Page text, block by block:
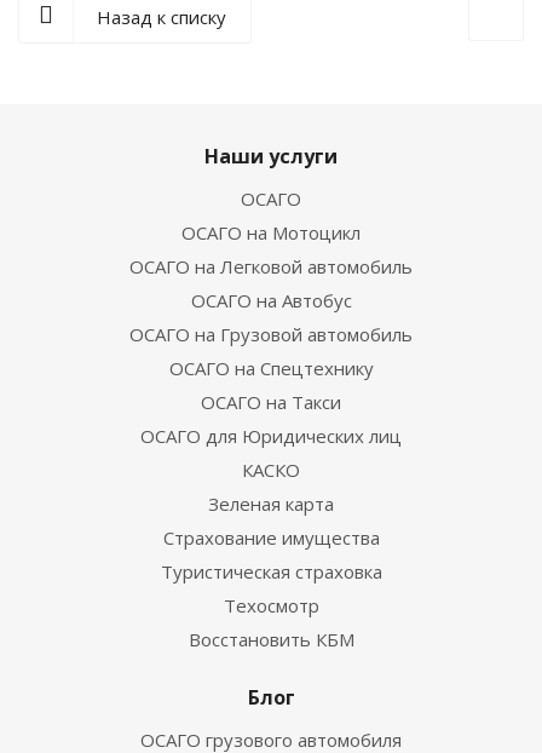
Назад к списку
Наши услуги
ОСАГО
ОСАГО на Мотоцикл
ОСАГО на Легковой автомобиль
ОСАГО на Автобус
ОСАГО на Грузовой автомобиль
ОСАГО на Спецтехнику
ОСАГО на Такси
ОСАГО для Юридических лиц
КАСКО
Зеленая карта
Страхование имущества
Туристическая страховка
Техосмотр
Восстановить КБМ
Блог
ОСАГО грузового автомобиля